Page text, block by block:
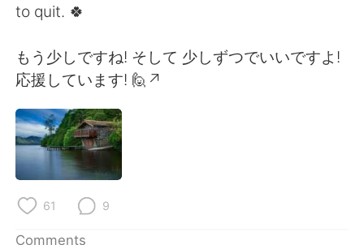
Español العربية
Français
日本語
Русский
to quit. 🍀
もう少しですね! そして 少しずつでいいですよ!
応援しています! 🙋↗
61 9
Comments